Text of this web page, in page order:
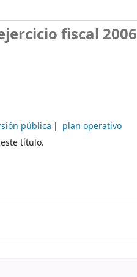
fiscal 2006
pública
plan operativo
título.